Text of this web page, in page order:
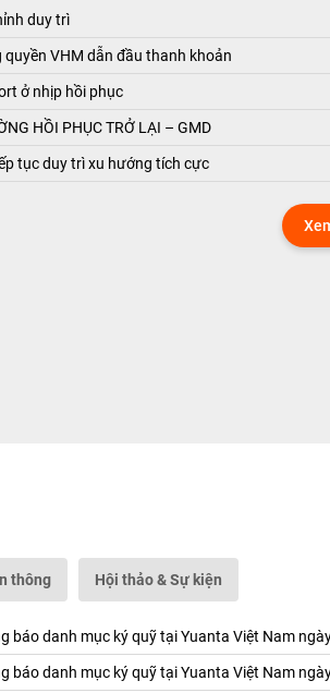
duy trì
VHM dẫn đầu thanh khoản
ở nhịp hồi phục
HỒI PHỤC TRỞ LẠI – GMD
tục duy trì xu hướng tích cực
thông Hội thảo & Sự kiện
báo danh mục ký quỹ tại Yuanta Việt Nam
báo danh mục ký quỹ tại Yuanta Việt Nam